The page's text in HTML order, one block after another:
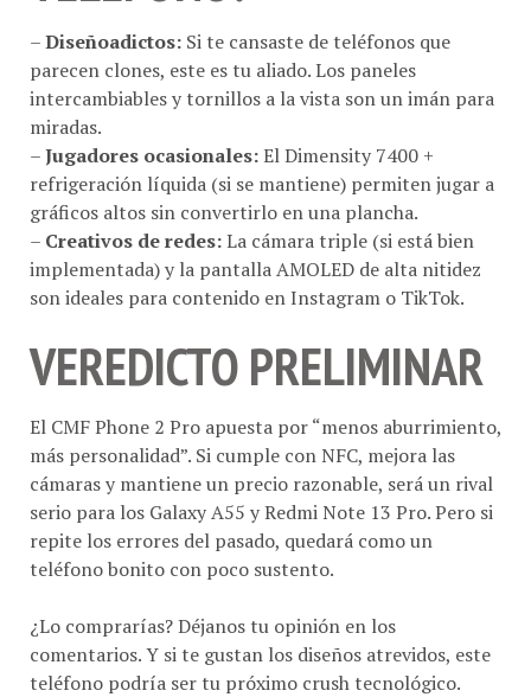
parecen clones, este es tu aliado. Los paneles
intercambiables y tornillos a la vista son un imán para
miradas.
–Jugadores ocasionales:
refrigeración líquida (si se mantiene) permiten jugar a
gráficos altos sin convertirlo en una plancha.
–Creativos de redes:La cámara triple (si está bien
implementada) y la pantalla AMOLED de alta nitidez
son ideales para contenido en Instagram o TikTok.
VEREDICTO PRELIMINAR
más personalidad”. Si cumple con NFC, mejora las
cámaras y mantiene un precio razonable, será un rival
serio para los Galaxy A55 y Redmi Note 13 Pro. Pero si
repite los errores del pasado, quedará como un
teléfono bonito con poco sustento.
comentarios. Y si te gustan los diseños atrevidos, este
teléfono podría ser tu próximo crush tecnológico.